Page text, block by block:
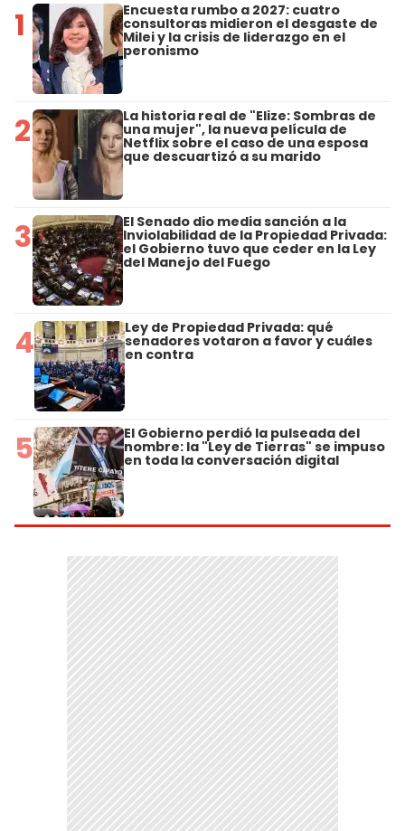
1 Encuesta rumbo a 2027: cuatro
consultoras midieron el desgaste de
Milei y la crisis de liderazgo en el
peronismo
2 La historia real de "Elize: Sombras de
una mujer", la nueva película de
Netflix sobre el caso de una esposa
que descuartizó a su marido
3 El Senado dio media sanción a la
Inviolabilidad de la Propiedad Privada:
el Gobierno tuvo que ceder en la Ley
del Manejo del Fuego
4 Ley de Propiedad Privada: qué
senadores votaron a favor y cuáles
en contra
5 El Gobierno perdió la pulseada del
nombre: la "Ley de Tierras" se impuso
en toda la conversación digital